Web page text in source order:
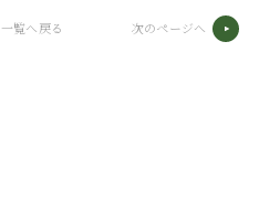
一覧へ戻る 次のページへ